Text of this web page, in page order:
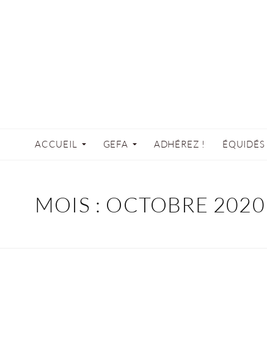
ACCUEIL GEFA ADHÉREZ ! ÉQUIDÉS
MOIS : OCTOBRE 2020